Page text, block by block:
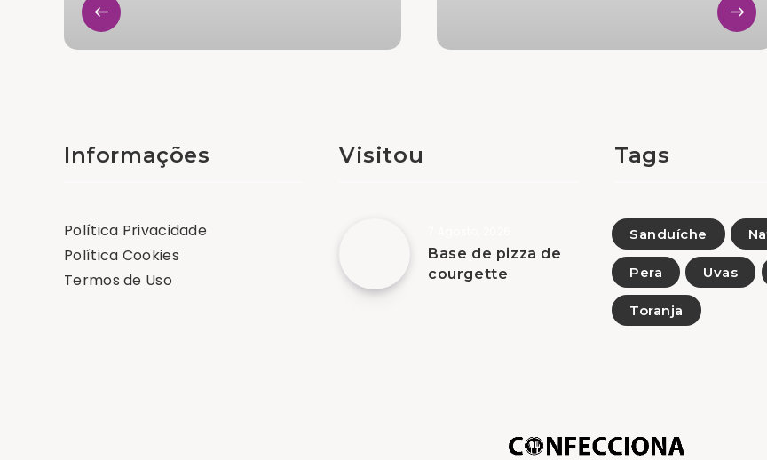
Informações
Política Privacidade
Política Cookies
Termos de Uso
Visitou
Base de pizza de
courgette
Tags
Sanduíche
Pera Uvas
Toranja